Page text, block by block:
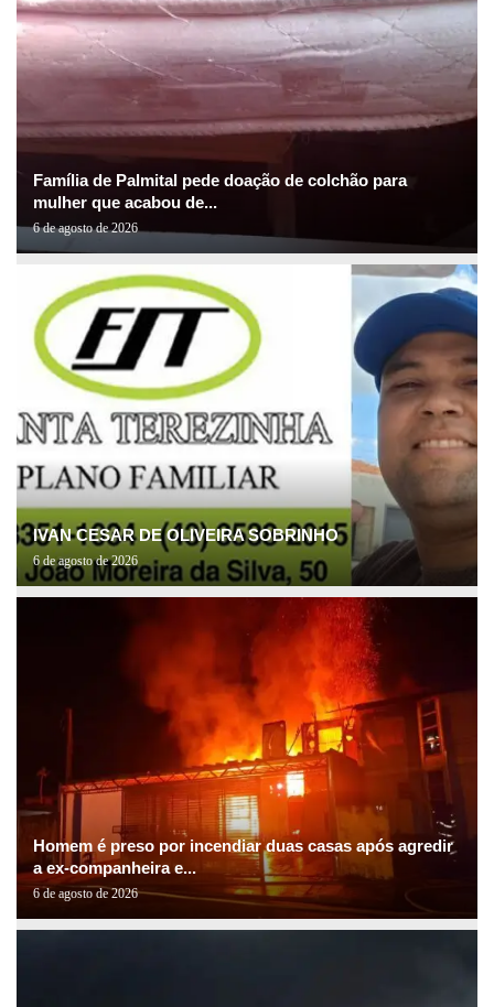
Família de Palmital pede doação de colchão para
mulher que acabou de...
6 de agosto de 2026
IVAN CESAR DE OLIVEIRA SOBRINHO
6 de agosto de 2026
Homem é preso por incendiar duas casas após agredir
a ex-companheira e...
6 de agosto de 2026